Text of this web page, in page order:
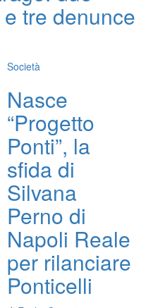
tre denunce
Società
Nasce
“Progetto
Ponti”, la
sfida di
Silvana
Perno di
Napoli Reale
per rilanciare
Ponticelli